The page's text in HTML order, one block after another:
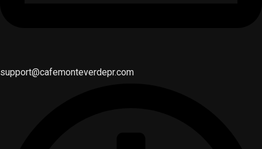
support@cafemonteverdepr.com